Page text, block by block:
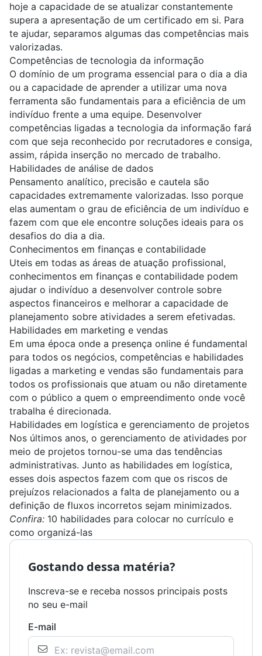
hoje a capacidade de se atualizar constantemente
supera a apresentação de um certificado em si. Para
te ajudar, separamos algumas das competências mais
valorizadas.
Competências de tecnologia da informação
O domínio de um programa essencial para o dia a dia
ou a capacidade de aprender a utilizar uma nova
ferramenta são fundamentais para a eficiência de um
indivíduo frente a uma equipe. Desenvolver
competências ligadas a tecnologia da informação fará
com que seja reconhecido por recrutadores e consiga,
assim, rápida inserção no mercado de trabalho.
Habilidades de análise de dados
Pensamento analítico, precisão e cautela são
capacidades extremamente valorizadas. Isso porque
elas aumentam o grau de eficiência de um indivíduo e
fazem com que ele encontre soluções ideais para os
desafios do dia a dia.
Conhecimentos em finanças e contabilidade
Uteis em todas as áreas de atuação profissional,
conhecimentos em finanças e contabilidade podem
ajudar o indivíduo a desenvolver controle sobre
aspectos financeiros e melhorar a capacidade de
planejamento sobre atividades a serem efetivadas.
Habilidades em marketing e vendas
Em uma época onde a presença online é fundamental
para todos os negócios, competências e habilidades
ligadas a marketing e vendas são fundamentais para
todos os profissionais que atuam ou não diretamente
com o público a quem o empreendimento onde você
trabalha é direcionada.
Habilidades em logística e gerenciamento de projetos
Nos últimos anos, o gerenciamento de atividades por
meio de projetos tornou-se uma das tendências
administrativas. Junto as habilidades em logística,
esses dois aspectos fazem com que os riscos de
prejuízos relacionados a falta de planejamento ou a
definição de fluxos incorretos sejam minimizados.
Confira: 10 habilidades para colocar no currículo e
como organizá-las
Gostando dessa matéria?
Inscreva-se e receba nossos principais posts
no seu e-mail
E-mail